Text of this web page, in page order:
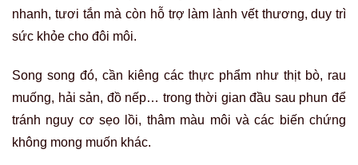
nhanh, tươi tắn mà còn hỗ trợ làm lành vết thương, duy trì
sức khỏe cho đôi môi.
Song song đó, cần kiêng các thực phẩm như thịt bò, rau
muống, hải sản, đồ nếp… trong thời gian đầu sau phun để
tránh nguy cơ sẹo lồi, thâm màu môi và các biến chứng
không mong muốn khác.